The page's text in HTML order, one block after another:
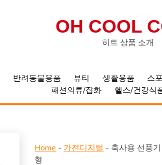
OH COOL
히트 상품 소개
반려동물용품 뷰티 생활용품 스
패션의류/잡화
헬스/건강식
Home - 가전디지털 - 축사용 선풍
형